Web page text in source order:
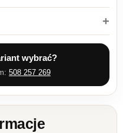
wybrać?
508 257 269